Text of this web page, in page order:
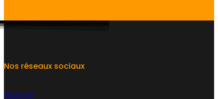
Nos réseaux sociaux
Facebook